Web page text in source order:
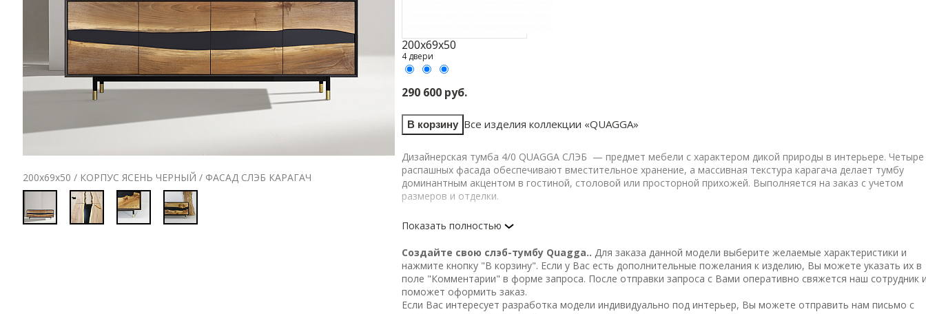
200х69х50 / КОРПУС ЯСЕНЬ ЧЕРНЫЙ / ФАСАД СЛЭБ КАРАГАЧ ПРОЦЕСС ИЗГОТОВЛЕНИЯ ФАСАДОВ 200х69х50 / КОРПУС ЯСЕНЬ
200х69х50
4 двери
290 600 руб.
В корзину Все изделия коллекции «QUAGGA»
Дизайнерская тумба 4/0 QUAGGA СЛЭБ — предмет мебели с характером дикой природы в интерьере. Четыре
распашных фасада обеспечивают вместительное хранение, а массивная текстура карагача делает тумбу
доминантным акцентом в гостиной, столовой или просторной прихожей. Выполняется на заказ с учетом
размеров и отделки.
Изделие выполнено из МДФ, фанеровано шпоном ясеня, покрыто цветным полуглянцевым лаком.
Основание выполнено из стали, покрыто методом порошковой окраски в черный матовый цвет.
Регулируемые по высоте ножки выполнены из латуни.
Функциональная фурнитура – петли с механизмом "tip-on".
Возможен выбор цветов корпуса и слэба, а также кастомизация решения под проект.
Показать полностью
Создайте свою слэб-тумбу Quagga.. Для заказа данной модели выберите желаемые характеристики и
нажмите кнопку "В корзину". Если у Вас есть дополнительные пожелания к изделию, Вы можете указать их в
поле "Комментарии" в форме запроса. После отправки запроса с Вами оперативно свяжется наш сотрудник
поможет оформить заказ.
Если Вас интересует разработка модели индивидуально под интерьер, Вы можете отправить нам письмо с